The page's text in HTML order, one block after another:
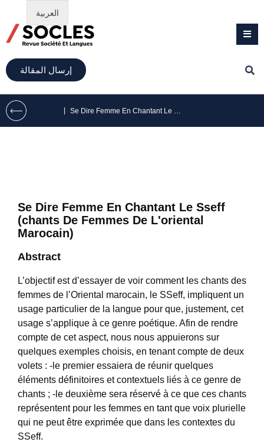
إرسال المقالة
Se Dire Femme En Chantant Le Sseff
(chants De Femmes De L'oriental
Marocain)
Abstract
L’objectif est d’essayer de voir comment les chants des
femmes de l’Oriental marocain, le SSeff, impliquent un
usage particulier de la langue pour que, justement, cet
usage s’applique à ce genre poétique. Afin de rendre
compte de cet aspect, nous nous appuierons sur
quelques exemples choisis, en tenant compte de deux
volets : -le premier essaiera de réunir quelques
éléments définitoires et contextuels liés à ce genre de
chants ; -le deuxième sera réservé à ce que ces chants
représentent pour les femmes en tant que voix plurielle
qui ne peut être exprimée que dans les contextes du
SSeff.
العربية